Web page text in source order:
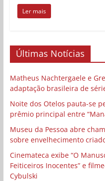
Ler mais
Últimas Notícias
Matheus Nachtergaele e
adaptação brasileira de
Noite dos Otelos pauta-se
prêmio principal entre
Museu da Pessoa abre
sobre envelhecimento
Cinemateca exibe “O
Feiticeiros Inocentes” e
Cybulski